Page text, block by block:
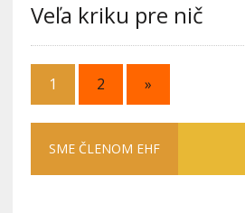
Veľa kriku pre nič
1 2 »
SME ČLENOM EHF